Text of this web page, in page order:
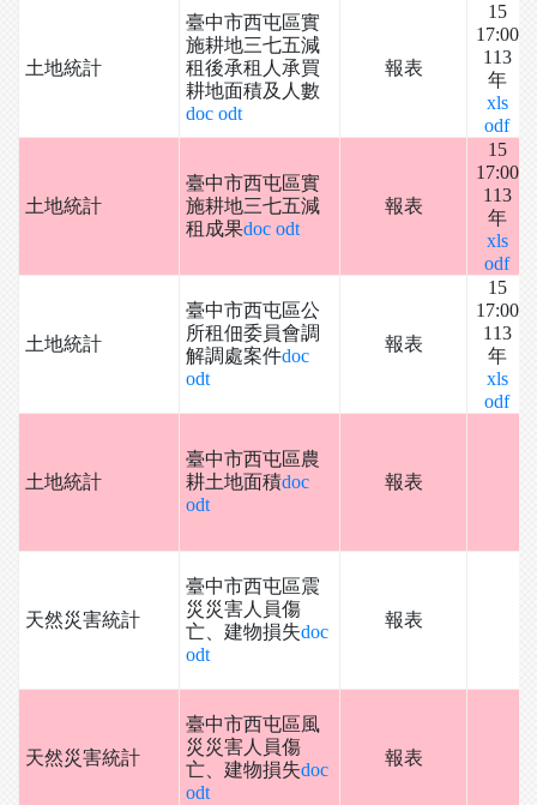
土地統計
臺中市西屯區實
施耕地三七五減
租後承租人承買
耕地面積及人數
doc odt
報表
15
17:00
113
年
xls
odf
土地統計
臺中市西屯區實
施耕地三七五減
租成果doc odt
報表
15
17:00
113
年
xls
odf
土地統計
臺中市西屯區公
所租佃委員會調
解調處案件doc
odt
報表
15
17:00
113
年
xls
odf
土地統計
臺中市西屯區農
耕土地面積doc
odt
報表
天然災害統計
臺中市西屯區震
災災害人員傷
亡、建物損失doc
odt
報表
天然災害統計
臺中市西屯區風
災災害人員傷
亡、建物損失doc
odt
報表